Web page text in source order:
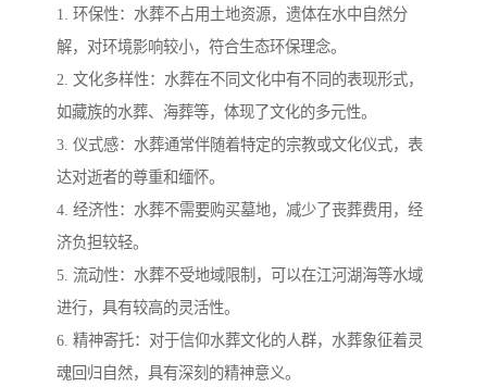
1. 环保性：水葬不占用土地资源，遗体在水中自然分
解，对环境影响较小，符合生态环保理念。
2. 文化多样性：水葬在不同文化中有不同的表现形式，
如藏族的水葬、海葬等，体现了文化的多元性。
3. 仪式感：水葬通常伴随着特定的宗教或文化仪式，表
达对逝者的尊重和缅怀。
4. 经济性：水葬不需要购买墓地，减少了丧葬费用，经
济负担较轻。
5. 流动性：水葬不受地域限制，可以在江河湖海等水域
进行，具有较高的灵活性。
6. 精神寄托：对于信仰水葬文化的人群，水葬象征着灵
魂回归自然，具有深刻的精神意义。